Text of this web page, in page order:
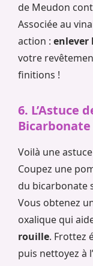
de Meudon
Associée au
action :
votre
finitions !
6. L’Astuce
Bicarbonate
Voilà une
Coupez une
du bicarbonate
Vous obtenez
oxalique qui
rouille. Frottez
puis nettoyez à